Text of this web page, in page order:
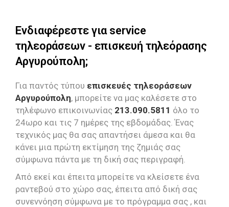
Ενδιαφέρεστε για service
τηλεοράσεων - επισκευή τηλεόρασης
Αργυρούπολη;
Για παντός τύπου επισκευές τηλεοράσεων
Αργυρούπολη, μπορείτε να μας καλέσετε στο
τηλέφωνο επικοινωνίας 213.090.5811 όλο το
24ωρο και τις 7 ημέρες της εβδομάδας. Ένας
τεχνικός μας θα σας απαντήσει άμεσα και θα
κάνει μια πρώτη εκτίμηση της ζημιάς σας
σύμφωνα πάντα με τη δική σας περιγραφή.
Από εκεί και έπειτα μπορείτε να κλείσετε ένα
ραντεβού στο χώρο σας, έπειτα από δική σας
συνεννόηση σύμφωνα με το πρόγραμμα σας , και